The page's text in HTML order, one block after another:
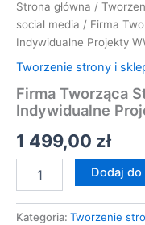
Strona główna /
social media / Firma
Indywidualne Projekty
Tworzenie strony i
Firma Tworząca
Indywidualne
1 499,00 zł
Dodaj
Kategoria: Tworzenie